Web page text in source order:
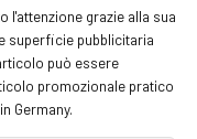
l'attenzione grazie alla sua
superficie pubblicitaria
può essere
promozionale pratico
Germany.